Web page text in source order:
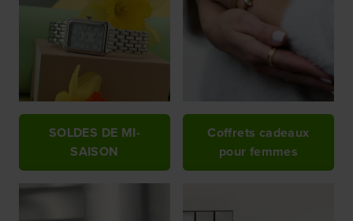
SOLDES DE MI-
SAISON
Coffrets cadeaux
pour femmes